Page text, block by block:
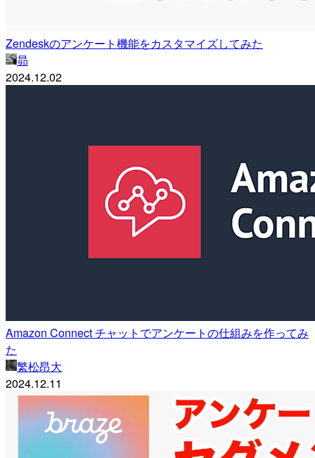
Zendeskのアンケート機能をカスタマイズしてみた
昴
2024.12.02
Amazon Connect チャットでアンケートの仕組みを作ってみ
た
繁松昂大
2024.12.11